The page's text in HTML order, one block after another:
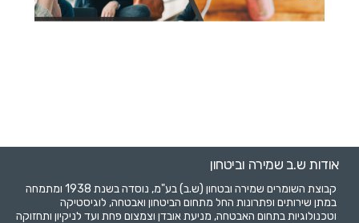
אודות ש.ב שמירה וביטחון
קבוצת השומרים שמירה ובטחון (ש.ב) בע"מ, נוסדה בשנת 1938 ומתמחה
במתן שירותים ופתרונות החל מתחום הביטחון ואבטחה, לוגיסטיקה
וטכנולוגיות בתחום האבטחה, מניעת אובדן וצמצום פחת ועד לניקיון ותחזוקה